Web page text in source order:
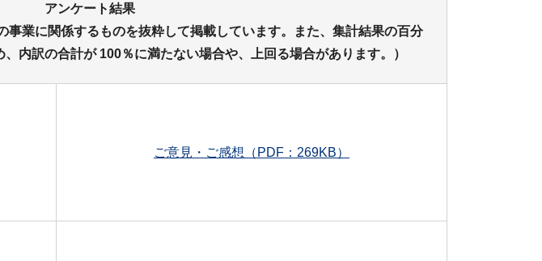
アンケート結果
事業に関係するものを抜粋して掲載しています。また、集計結果の百分
内訳の合計が 100％に満たない場合や、上回る場合があります。）
ご意見・ご感想（PDF：269KB）